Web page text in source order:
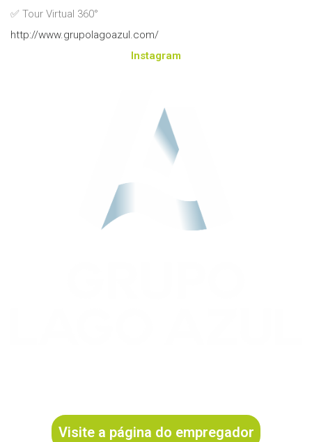
✅️ Tour Virtual 360°
http://www.grupolagoazul.com/
Instagram
Visite a página do empregador